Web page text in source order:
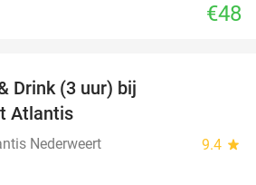
€48
Drink (3 uur) bij
Atlantis
Nederweert 9.4 star